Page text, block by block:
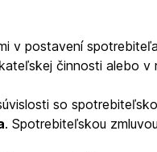
postavení
činnosti alebo
so
. Spotrebiteľskou